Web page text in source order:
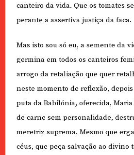
canteiro da vida. Que os tomates
perante a assertiva justiça da faca.
Mas isto sou só eu, a semente da
germina em todos os canteiros
arrogo da retaliação que quer
neste momento de reflexão,
puta da Babilónia, oferecida,
de carne sem personalidade,
meretriz suprema. Mesmo que
céus, que peça salvação ao divino